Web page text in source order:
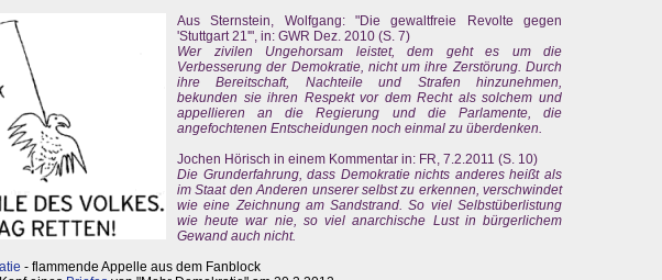
Aus Sternstein, Wolfgang: "Die gewaltfreie Revolte gegen
'Stuttgart 21'", in: GWR Dez. 2010 (S. 7)
Wer zivilen Ungehorsam leistet, dem geht es um die
Verbesserung der Demokratie, nicht um ihre Zerstörung. Durch
ihre Bereitschaft, Nachteile und Strafen hinzunehmen,
bekunden sie ihren Respekt vor dem Recht als solchem und
appellieren an die Regierung und die Parlamente, die
angefochtenen Entscheidungen noch einmal zu überdenken.
Jochen Hörisch in einem Kommentar in: FR, 7.2.2011 (S. 10)
Die Grunderfahrung, dass Demokratie nichts anderes heißt als
im Staat den Anderen unserer selbst zu erkennen, verschwindet
wie eine Zeichnung am Sandstrand. So viel Selbstüberlistung
wie heute war nie, so viel anarchische Lust in bürgerlichem
Gewand auch nicht.
- flammende Appelle aus dem Fanblock